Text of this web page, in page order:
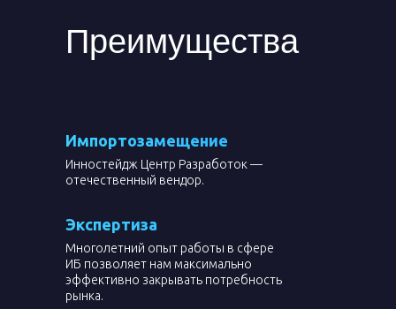
Импортозамещение
Инностейдж Центр Разработок —
отечественный вендор.
Экспертиза
Многолетний опыт работы в сфере
ИБ позволяет нам максимально
эффективно закрывать потребность
рынка.
Преимущества